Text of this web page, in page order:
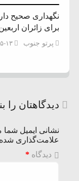
نگهداری صحیح
برای زائران
پرتو جنوب
دیدگاهتان را
نشانی ایمیل شما
علامت‌گذاری
دیدگاه *